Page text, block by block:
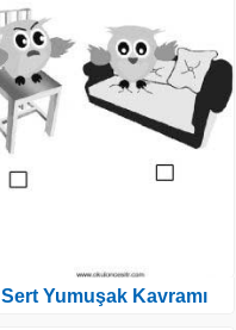
Sert Yumuşak Kavramı